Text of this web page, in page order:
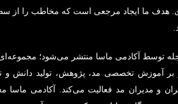
هدف ما ایجاد مرجعی است که مخاطب را از
توسط آکادمی ماسا منتشر می‌شود؛
بر آموزش تخصصی مد، پژوهش، تولید دانش و
و مدیران مد فعالیت می‌کند. آکادمی